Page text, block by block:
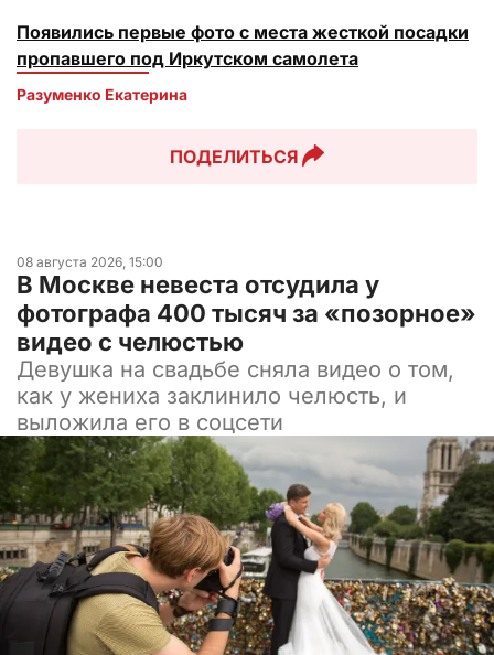
Появились первые фото с места жесткой посадки
пропавшего под Иркутском самолета
Разуменко Екатерина
ПОДЕЛИТЬСЯ
08 августа 2026, 15:00
В Москве невеста отсудила у
фотографа 400 тысяч за «позорное»
видео с челюстью
Девушка на свадьбе сняла видео о том,
как у жениха заклинило челюсть, и
выложила его в соцсети